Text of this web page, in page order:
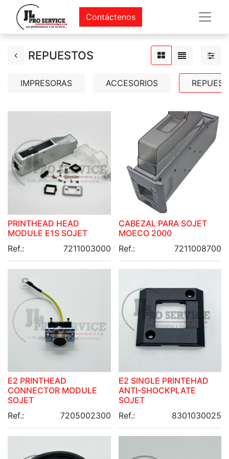
Contáctenos
REPUESTOS
IMPRESORAS ACCESORIOS
PRINTHEAD HEAD
MODULE E1S SOJET
Ref.:
7211003000
CABEZAL PARA SOJET
MOECO 2000
Ref.:
7211008700
E2 PRINTHEAD
CONNECTOR MODULE
SOJET
Ref.:
7205002300
E2 SINGLE PRINTEHAD
ANTI-SHOCKPLATE
SOJET
Ref.:
8301030025